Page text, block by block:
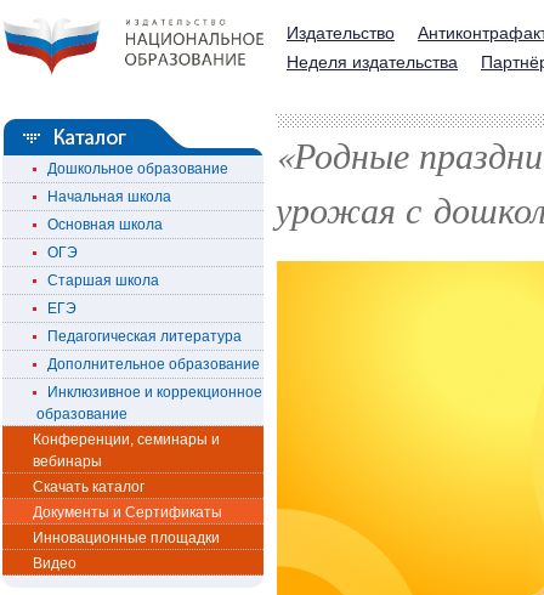
Издательство
Неделя издательства
Дошкольное образование
Начальная школа
Основная школа
ОГЭ
Старшая школа
ЕГЭ
Педагогическая литература
Дополнительное образование
Инклюзивное и коррекционное
образование
Конференции, семинары и
вебинары
Скачать каталог
Документы и Сертификаты
Инновационные площадки
Видео
«Родные
урожая с